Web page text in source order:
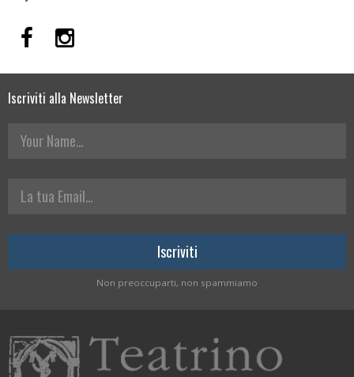
Iscriviti alla Newsletter
Your Name
La tua Email
Non preoccuparti, non spammiamo